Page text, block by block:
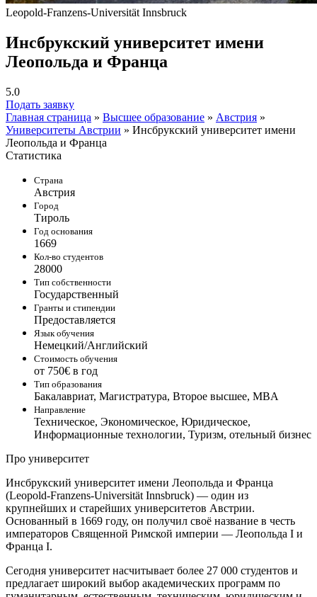
Leopold-Franzens-Universität Innsbruck
Инсбрукский университет имени
Леопольда и Франца
5.0
Подать заявку
Главная страница » Высшее образование » Австрия »
Университеты Австрии » Инсбрукский университет имени
Леопольда и Франца
Статистика
Страна
Австрия
Город
Тироль
Год основания
1669
Кол-во студентов
28000
Тип собственности
Государственный
Гранты и стипендии
Предоставляется
Язык обучения
Немецкий/Английский
Стоимость обучения
от 750€ в год
Тип образования
Бакалавриат, Магистратура, Второе высшее, MBA
Направление
Техническое, Экономическое, Юридическое,
Информационные технологии, Туризм, отельный бизнес
Про университет
Инсбрукский университет имени Леопольда и Франца
(Leopold-Franzens-Universität Innsbruck) — один из
крупнейших и старейших университетов Австрии.
Основанный в 1669 году, он получил своё название в честь
императоров Священной Римской империи — Леопольда I и
Франца I.
Сегодня университет насчитывает более 27 000 студентов и
предлагает широкий выбор академических программ по